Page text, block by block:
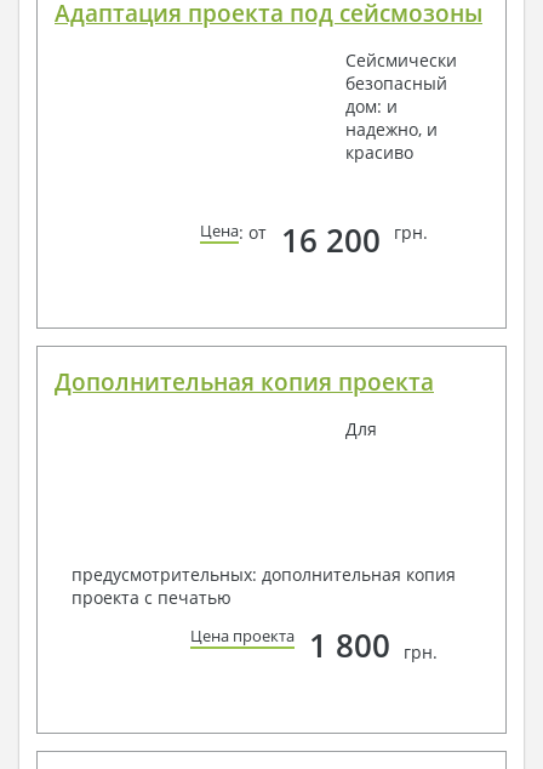
Адаптация проекта под сейсмозоны
Сейсмически
безопасный
дом: и
надежно, и
красиво
Цена: от 16 200 грн.
Дополнительная копия проекта
Для
предусмотрительных: дополнительная копия
проекта с печатью
Цена проекта 1 800 грн.